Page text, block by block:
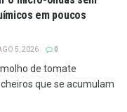
em poucos
5, 2026 0
de tomate
que se acumulam